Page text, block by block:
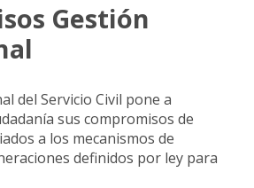
Gestión
del Servicio Civil pone a
sus compromisos de
a los mecanismos de
definidos por ley para